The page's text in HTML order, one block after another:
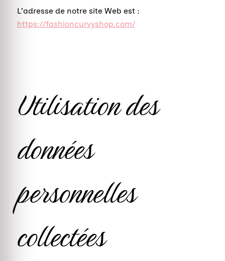
L’adresse de notre site Web est :
https://fashioncurvyshop.com/
Utilisation des
données
personnelles
collectées